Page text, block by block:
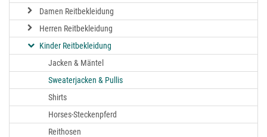
Damen Reitbekleidung
Herren Reitbekleidung
Kinder Reitbekleidung
Jacken & Mäntel
Sweaterjacken & Pullis
Shirts
Horses-Steckenpferd
Reithosen